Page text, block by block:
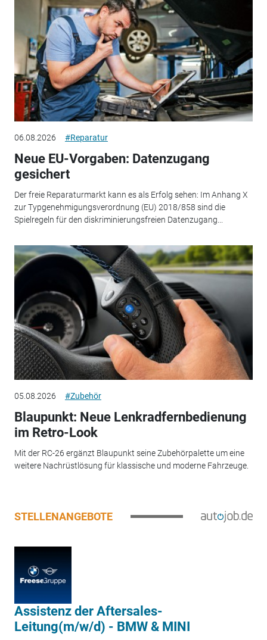
06.08.2026 #Reparatur
Neue EU-Vorgaben: Datenzugang
gesichert
Der freie Reparaturmarkt kann es als Erfolg sehen: Im Anhang X
zur Typgenehmigungsverordnung (EU) 2018/858 sind die
Spielregeln für den diskriminierungsfreien Datenzugang...
05.08.2026 #Zubehör
Blaupunkt: Neue Lenkradfernbedienung
im Retro-Look
Mit der RC-26 ergänzt Blaupunkt seine Zubehörpalette um eine
weitere Nachrüstlösung für klassische und moderne Fahrzeuge.
STELLENANGEBOTE
Assistenz der Aftersales-
Leitung(m/w/d) - BMW & MINI